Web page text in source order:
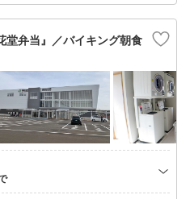
堂弁当』／バイキング朝食